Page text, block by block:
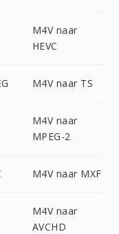
M4V naar
HEVC
M4V naar TS
M4V naar
MPEG-2
M4V naar MXF
M4V naar
AVCHD